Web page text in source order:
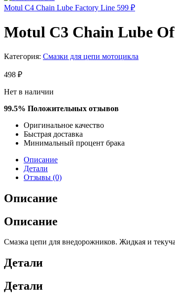
Motul C4 Chain Lube Factory Line 599 ₽
Motul C3 Chain Lube
Категория: Смазки для цепи мотоцикла
498 ₽
Нет в наличии
99.5% Положительных отзывов​​
Оригинальное качество​
Быстрая доставка
Минимальный процент брака
Описание
Детали
Отзывы (0)
Описание
Описание
Смазка цепи для внедорожников. Жидкая и
Детали
Детали